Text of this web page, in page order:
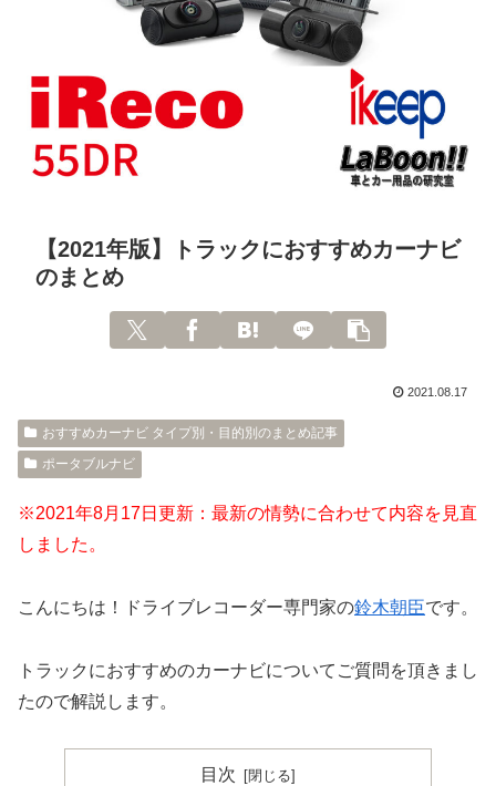
【2021年版】トラックにおすすめカーナビ
のまとめ
2021.08.17
おすすめカーナビ タイプ別・目的別のまとめ記事
ポータブルナビ
※2021年8月17日更新：最新の情勢に合わせて内容を見直
しました。
こんにちは！ドライブレコーダー専門家の鈴木朝臣です。
トラックにおすすめのカーナビについてご質問を頂きまし
たので解説します。
目次